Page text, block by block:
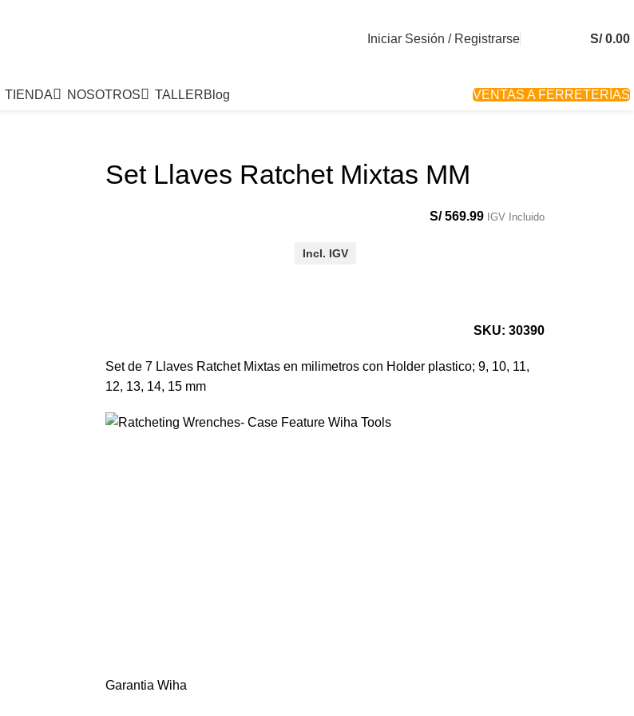
Iniciar Sesión / Registrarse S/0.00
TIENDA NOSOTROS TALLERBlog VENTAS A FERRETERÍAS
Set Llaves Ratchet Mixtas MM
S/569.99 IGV Incluido
Incl. IGV
SKU: 30390
Set de 7 Llaves Ratchet Mixtas en milimetros con Holder plastico; 9, 10, 11,
12, 13, 14, 15 mm
Garantia Wiha